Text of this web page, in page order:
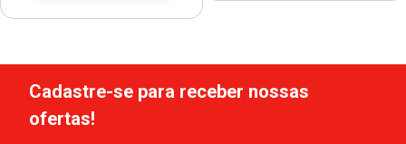
Cadastre-se para receber nossas
ofertas!